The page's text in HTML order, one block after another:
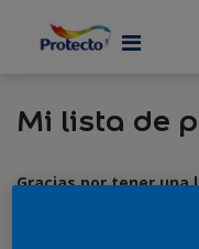
Mi lista de
Gracias por tener una